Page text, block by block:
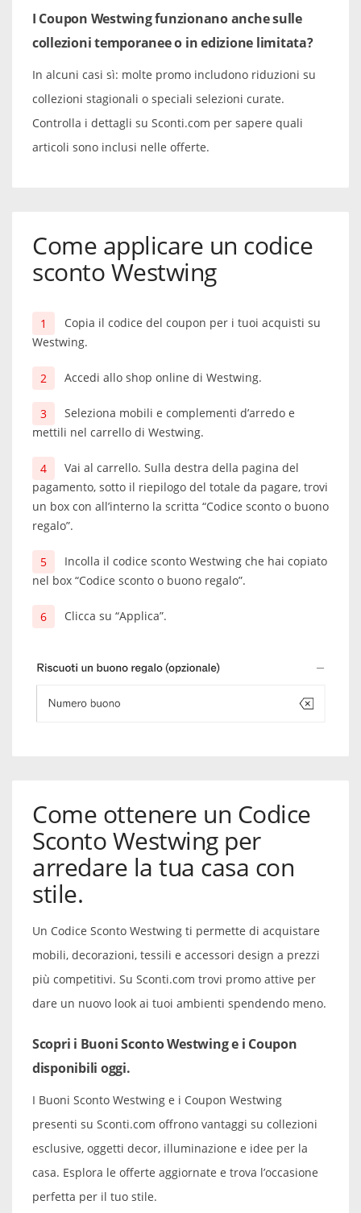
I Coupon Westwing funzionano anche sulle
collezioni temporanee o in edizione limitata?
In alcuni casi sì: molte promo includono riduzioni su
collezioni stagionali o speciali selezioni curate.
Controlla i dettagli su Sconti.com per sapere quali
articoli sono inclusi nelle offerte.
Come applicare un codice
sconto Westwing
Copia il codice del coupon per i tuoi acquisti su
Westwing.
Accedi allo shop online di Westwing.
Seleziona mobili e complementi d’arredo e
mettili nel carrello di Westwing.
Vai al carrello. Sulla destra della pagina del
pagamento, sotto il riepilogo del totale da pagare, trovi
un box con all’interno la scritta “Codice sconto o buono
regalo”.
Incolla il codice sconto Westwing che hai copiato
nel box “Codice sconto o buono regalo”.
Clicca su “Applica”.
Come ottenere un Codice
Sconto Westwing per
arredare la tua casa con
stile.
Un Codice Sconto Westwing ti permette di acquistare
mobili, decorazioni, tessili e accessori design a prezzi
più competitivi. Su Sconti.com trovi promo attive per
dare un nuovo look ai tuoi ambienti spendendo meno.
Scopri i Buoni Sconto Westwing e i Coupon
disponibili oggi.
I Buoni Sconto Westwing e i Coupon Westwing
presenti su Sconti.com offrono vantaggi su collezioni
esclusive, oggetti decor, illuminazione e idee per la
casa. Esplora le offerte aggiornate e trova l’occasione
perfetta per il tuo stile.